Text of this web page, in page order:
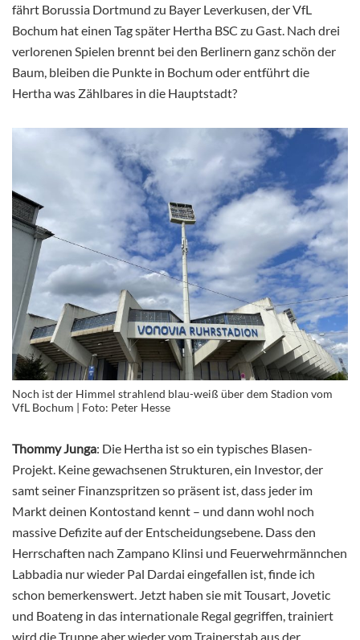
fährt Borussia Dortmund zu Bayer Leverkusen, der VfL
Bochum hat einen Tag später Hertha BSC zu Gast. Nach drei
verlorenen Spielen brennt bei den Berlinern ganz schön der
Baum, bleiben die Punkte in Bochum oder entführt die
Hertha was Zählbares in die Hauptstadt?
Noch ist der Himmel strahlend blau-weiß über dem Stadion vom
VfL Bochum | Foto: Peter Hesse
Thommy Junga: Die Hertha ist so ein typisches Blasen-
Projekt. Keine gewachsenen Strukturen, ein Investor, der
samt seiner Finanzspritzen so präsent ist, dass jeder im
Markt deinen Kontostand kennt – und dann wohl noch
massive Defizite auf der Entscheidungsebene. Dass den
Herrschaften nach Zampano Klinsi und Feuerwehrmännchen
Labbadia nur wieder Pal Dardai eingefallen ist, finde ich
schon bemerkenswert. Jetzt haben sie mit Tousart, Jovetic
und Boateng in das internationale Regal gegriffen, trainiert
wird die Truppe aber wieder vom Trainerstab aus der